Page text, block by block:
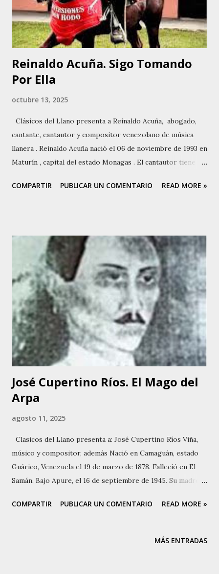
Apamates . En la infancia y adolescencia participó en
actividades culturales del maternal y el preescolar y en la
Escu...
Reinaldo Acuña. Sigo Tomando
Por Ella
octubre 13, 2025
Clásicos del Llano presenta a Reinaldo Acuña, abogado,
cantante, cantautor y compositor venezolano de música
llanera . Reinaldo Acuña nació el 06 de noviembre de 1993 en
Maturín , capital del estado Monagas . El cantautor tiene
Varios han sido sus éxitos en esta década. Su discografía
De Mi Esperanza 2017 El Precio De La Vejez. El Corcel De
Mi Esperanza 2017 Amor Fugaz. El Corcel De Mi Esperanza
2017 Mi Sueño De Coleador. El Corcel De Mi Esperanza
2017 Recordando A Mi Llanura. El Corcel De Mi Esperanza
2017 La Prenda De Mis Ancestros. El Corcel De Mi
Esperanza 2017 Camino, Palma Y Mastranto. El Corcel De
Mi Esperanza 2017 Llego El Cantor Que Hacia Falta. El
Corcel De Mi Esperanza 2017 Princesita De Mis Sueños. E...
COMPARTIR PUBLICAR UN COMENTARIO READ MORE »
José Cupertino Ríos. El Mago del
Arpa
agosto 11, 2025
Clasicos del Llano presenta a: José Cupertino Ríos Viña,
músico y compositor, además Nació en Camaguán, estado
Guárico, Venezuela el 19 de marzo de 1878. Falleció en El
Samán, Bajo Apure, el 16 de septiembre de 1945. Su madre
Maluenga, quien era oriundo de Parapara de Ortíz. Tuvo
los Ángeles, Ana Margarita y Carmen. Vivió su infancia y
COMPARTIR PUBLICAR UN COMENTARIO READ MORE »
MÁS ENTRADAS